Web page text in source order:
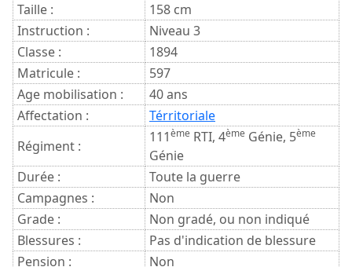
Taille :
158 cm
Instruction :
Niveau 3
Classe :
1894
Matricule :
597
Age mobilisation :
40 ans
Affectation :
Térritoriale
Régiment :
111ème RTI, 4ème Génie, 5ème
Génie
Durée :
Toute la guerre
Campagnes :
Non
Grade :
Non gradé, ou non indiqué
Blessures :
Pas d'indication de blessure
Pension :
Non